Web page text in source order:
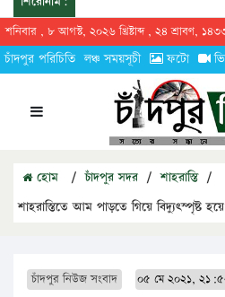
শনিবার , ৮ আগস্ট, ২০২৬ খ্রিষ্টাব্দ , ২৪ শ্রাবণ, ১৪৩৩
চাঁদপুর পরিচিতি লঞ্চ সময়সূচী ফটো
হোম / চাঁদপুর সদর / শাহরাস্তি /
শাহরাস্তিতে আম পাড়তে গিয়ে বিদ্যুৎস্পৃষ্ট
চাঁদপুর নিউজ সংবাদ ০৫ মে ২০২১,